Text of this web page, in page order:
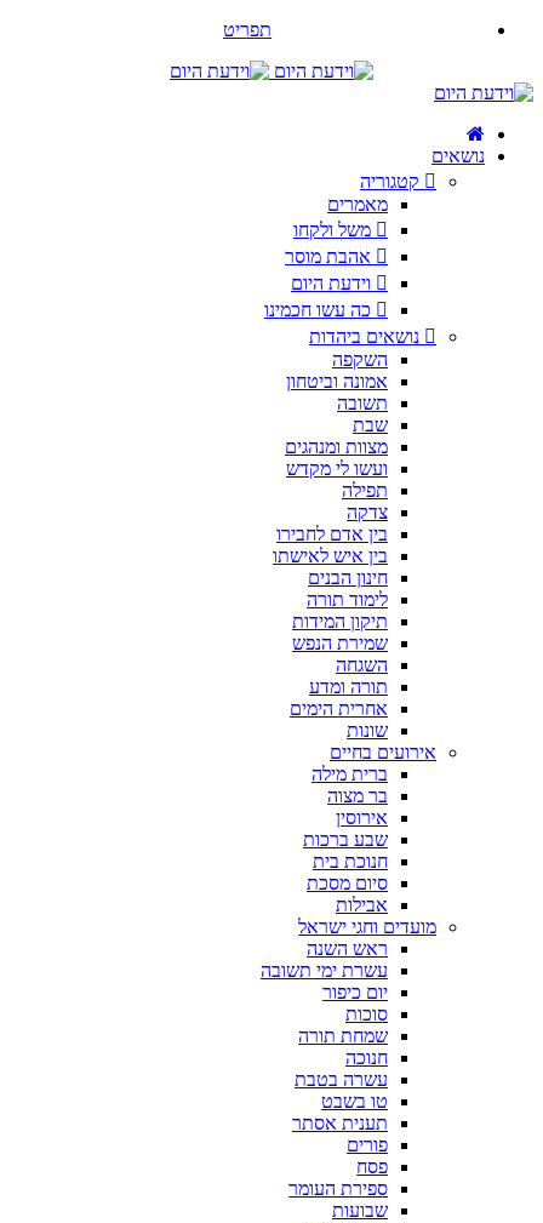
תפריט
נושאים
קטגוריה
מאמרים
משל ולקחו
אהבת מוסר
וידעת היום
כה עשו חכמינו
נושאים ביהדות
השקפה
אמונה וביטחון
תשובה
שבת
מצוות ומנהגים
ועשו לי מקדש
תפילה
צדקה
בין אדם לחבירו
בין איש לאישתו
חינון הבנים
לימוד תורה
תיקון המידות
שמירת הנפש
השגחה
תורה ומדע
אחרית הימים
שונות
אירועים בחיים
ברית מילה
בר מצוה
אירוסין
שבע ברכות
חנוכת בית
סיום מסכת
אבילות
מועדים וחגי ישראל
ראש השנה
עשרת ימי תשובה
יום כיפור
סוכות
שמחת תורה
חנוכה
עשרה בטבת
טו בשבט
תענית אסתר
פורים
פסח
ספירת העומר
שבועות